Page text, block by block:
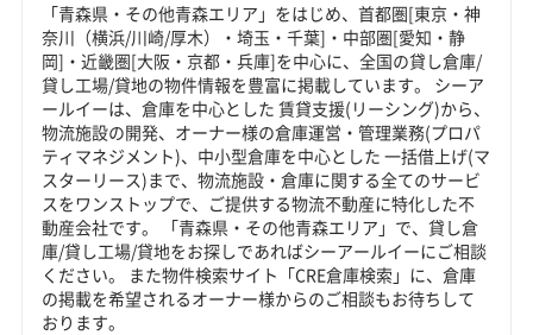
「青森県・その他青森エリア」をはじめ、首都圏[東京・神
奈川（横浜/川崎/厚木）・埼玉・千葉]・中部圏[愛知・静
岡]・近畿圏[大阪・京都・兵庫]を中心に、全国の貸し倉庫/
貸し工場/貸地の物件情報を豊富に掲載しています。 シーア
ールイーは、倉庫を中心とした 賃貸支援(リーシング)から、
物流施設の開発、オーナー様の倉庫運営・管理業務(プロパ
ティマネジメント)、中小型倉庫を中心とした 一括借上げ(マ
スターリース)まで、物流施設・倉庫に関する全てのサービ
スをワンストップで、ご提供する物流不動産に特化した不
動産会社です。 「青森県・その他青森エリア」で、貸し倉
庫/貸し工場/貸地をお探しであればシーアールイーにご相談
ください。 また物件検索サイト「CRE倉庫検索」に、倉庫
の掲載を希望されるオーナー様からのご相談もお待ちして
おります。